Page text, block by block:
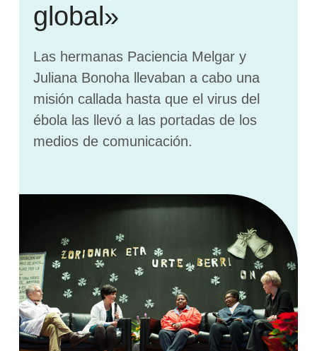
global»
Las hermanas Paciencia Melgar y
Juliana Bonoha llevaban a cabo una
misión callada hasta que el virus del
ébola las llevó a las portadas de los
medios de comunicación.